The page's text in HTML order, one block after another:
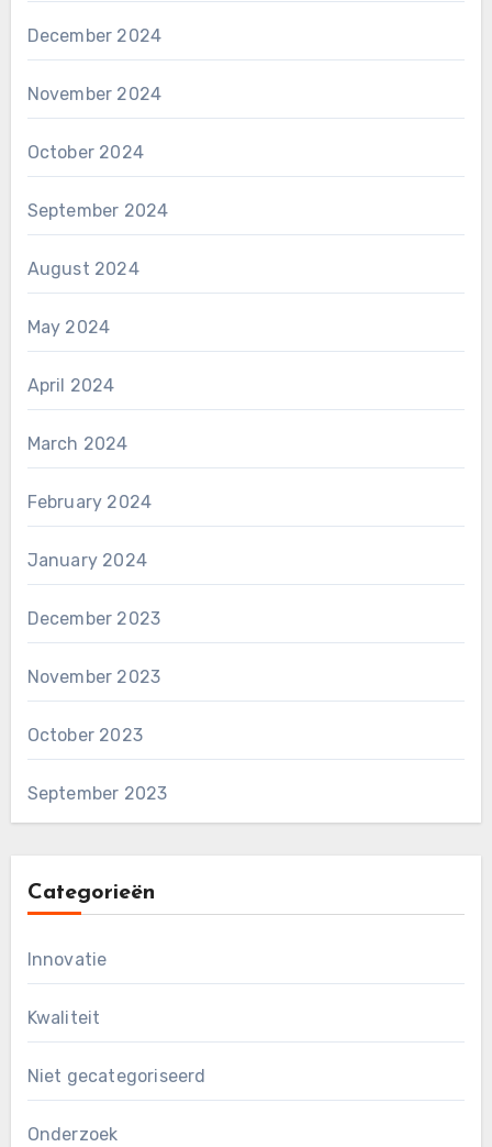
December 2024
November 2024
October 2024
September 2024
August 2024
May 2024
April 2024
March 2024
February 2024
January 2024
December 2023
November 2023
October 2023
September 2023
Categorieën
Innovatie
Kwaliteit
Niet gecategoriseerd
Onderzoek